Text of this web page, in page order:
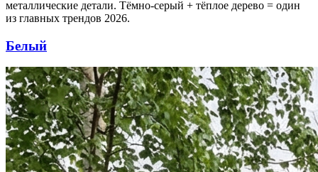
металлические детали. Тёмно-серый + тёплое дерево = один
из главных трендов 2026.
Белый